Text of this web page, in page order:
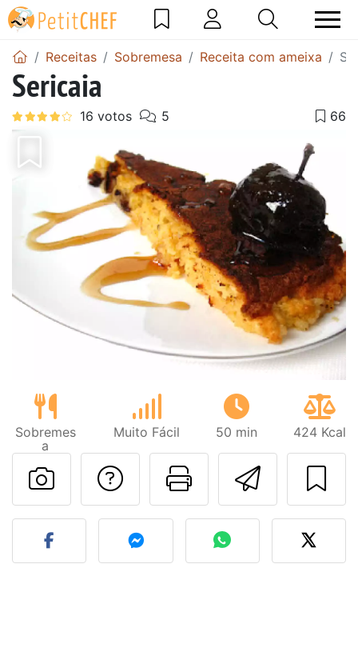
Receitas Sobremesa Receita com ameixa
Sericaia
Sobremes
a
Muito Fácil 50 min 424 Kcal
Imprima
Falar com o autor
Fez esta receita?